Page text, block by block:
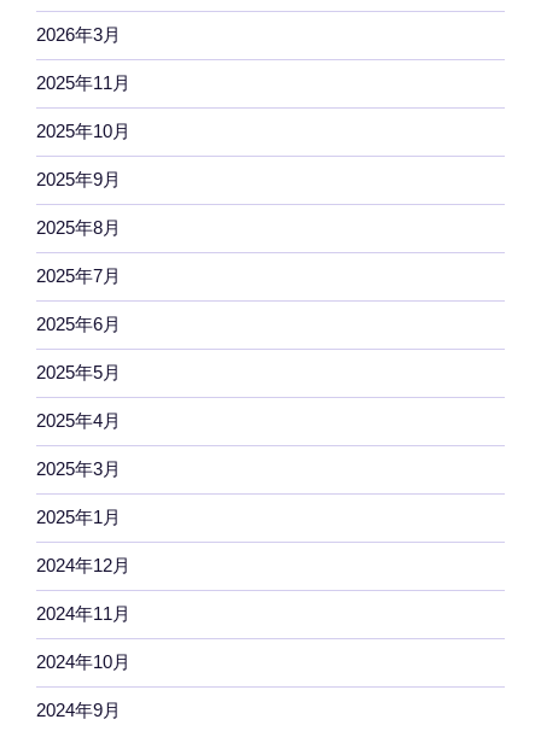
2026年3月
2025年11月
2025年10月
2025年9月
2025年8月
2025年7月
2025年6月
2025年5月
2025年4月
2025年3月
2025年1月
2024年12月
2024年11月
2024年10月
2024年9月